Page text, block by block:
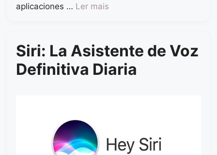
aplicaciones … Ler mais
Siri: La Asistente de Voz
Definitiva Diaria